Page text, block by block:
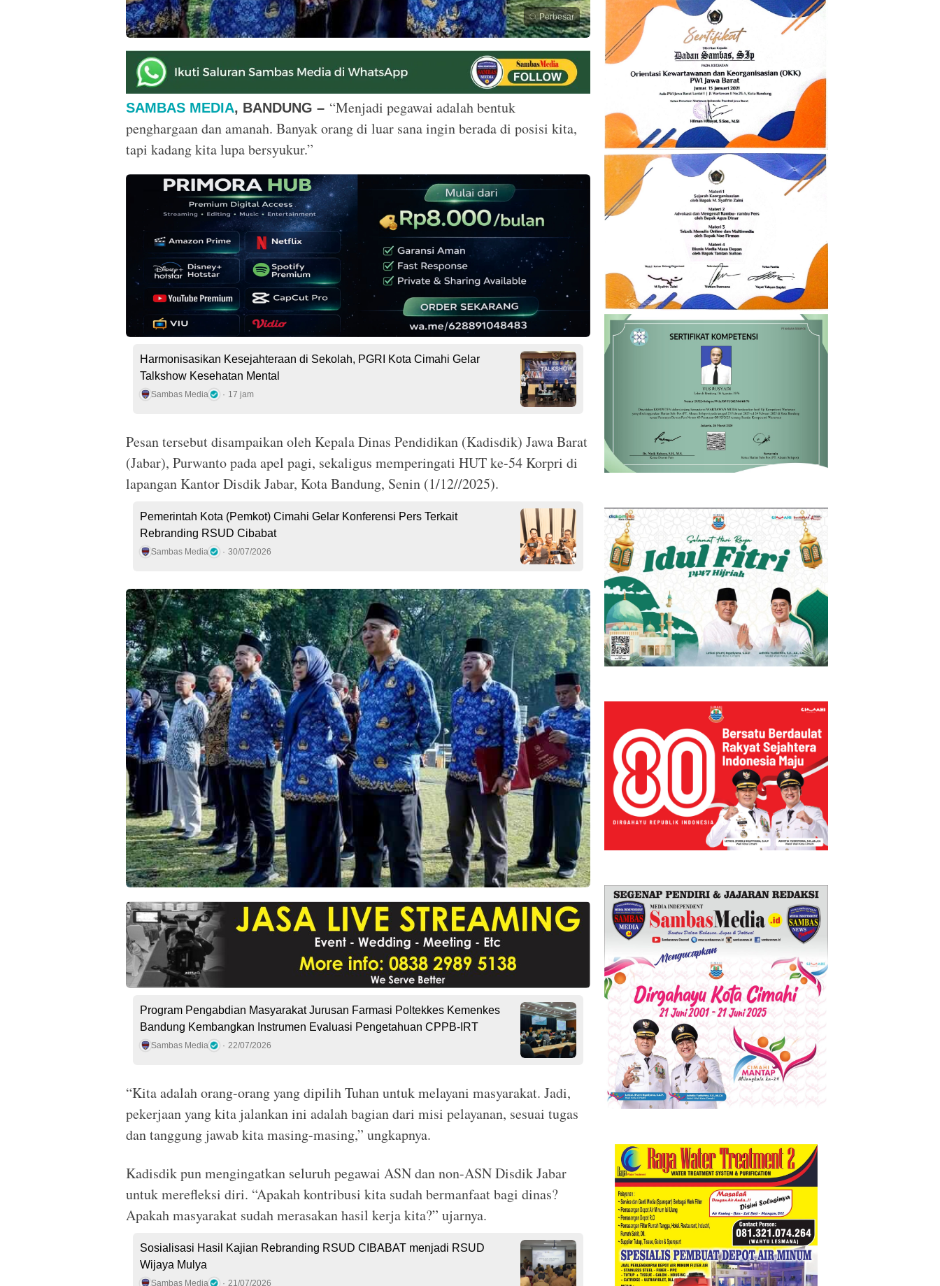
Perbesar
SAMBAS MEDIA, BANDUNG – “Menjadi pegawai adalah bentuk
penghargaan dan amanah. Banyak orang di luar sana ingin berada di posisi kita,
tapi kadang kita lupa bersyukur.”
Harmonisasikan Kesejahteraan di Sekolah, PGRI Kota Cimahi Gelar
Talkshow Kesehatan Mental
Sambas Media 17 jam
Pesan tersebut disampaikan oleh Kepala Dinas Pendidikan (Kadisdik) Jawa Barat
(Jabar), Purwanto pada apel pagi, sekaligus memperingati HUT ke-54 Korpri di
lapangan Kantor Disdik Jabar, Kota Bandung, Senin (1/12//2025).
Pemerintah Kota (Pemkot) Cimahi Gelar Konferensi Pers Terkait
Rebranding RSUD Cibabat
Sambas Media 30/07/2026
Program Pengabdian Masyarakat Jurusan Farmasi Poltekkes Kemenkes
Bandung Kembangkan Instrumen Evaluasi Pengetahuan CPPB-IRT
Sambas Media 22/07/2026
“Kita adalah orang-orang yang dipilih Tuhan untuk melayani masyarakat. Jadi,
pekerjaan yang kita jalankan ini adalah bagian dari misi pelayanan, sesuai tugas
dan tanggung jawab kita masing-masing,” ungkapnya.
Kadisdik pun mengingatkan seluruh pegawai ASN dan non-ASN Disdik Jabar
untuk merefleksi diri. “Apakah kontribusi kita sudah bermanfaat bagi dinas?
Apakah masyarakat sudah merasakan hasil kerja kita?” ujarnya.
Sosialisasi Hasil Kajian Rebranding RSUD CIBABAT menjadi RSUD
Wijaya Mulya
Sambas Media 21/07/2026